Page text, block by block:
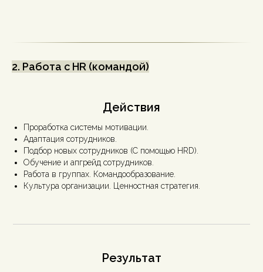
2. Работа с HR (командой)
Действия
Проработка системы мотивации.
Адаптация сотрудников.
Подбор новых сотрудников (С помощью HRD).
Обучение и апгрейд сотрудников.
Работа в группах. Командообразование.
Культура организации. Ценностная стратегия.
Результат